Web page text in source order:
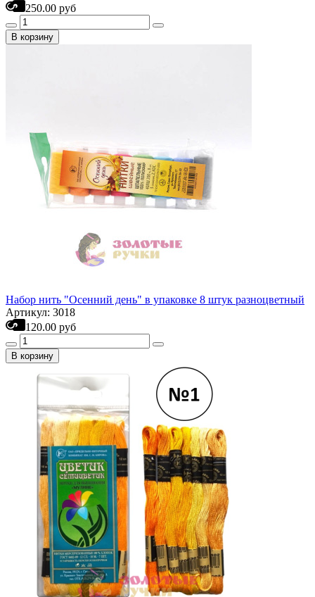
250.00 руб
В корзину
Набор нить "Осенний день" в упаковке 8 штук разноцветный
Артикул: 3018
120.00 руб
В корзину